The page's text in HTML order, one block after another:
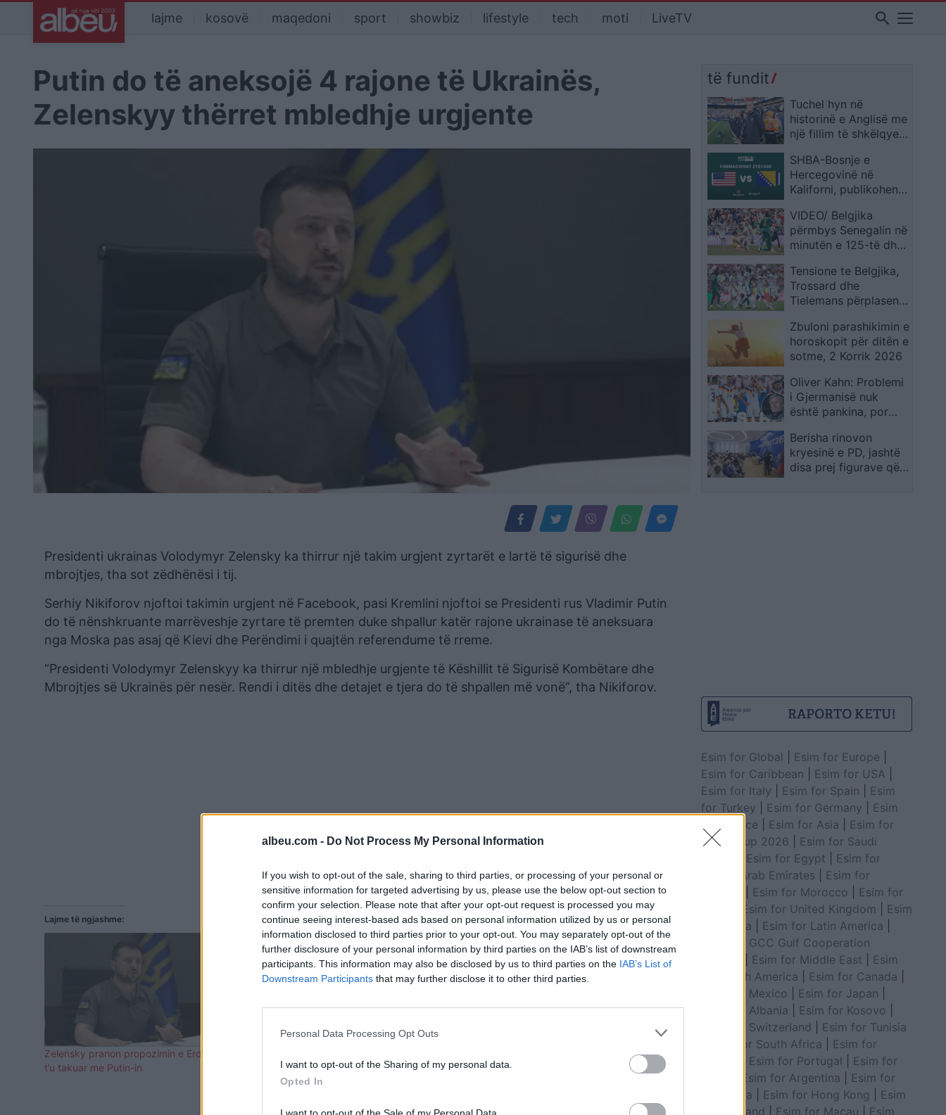
albeu.com - Do Not Process My Personal Information
If you wish to opt-out of the sale, sharing to third parties, or processing of your personal or
sensitive information for targeted advertising by us, please use the below opt-out section to
confirm your selection. Please note that after your opt-out request is processed you may
continue seeing interest-based ads based on personal information utilized by us or personal
information disclosed to third parties prior to your opt-out. You may separately opt-out of the
further disclosure of your personal information by third parties on the IAB’s list of downstream
participants. This information may also be disclosed by us to third parties on the IAB’s List of
Downstream Participants that may further disclose it to other third parties.
Personal Data Processing Opt Outs
I want to opt-out of the Sharing of my personal data.
Opted In
lajme kosovë maqedoni sport showbiz lifestyle tech moti LiveTV search
Putin do të aneksojë 4 rajone të Ukrainës,
Zelenskyy thërret mbledhje urgjente
Presidenti ukrainas Volodymyr Zelensky ka thirrur një takim urgjent zyrtarët e lartë të sigurisë dhe
mbrojtjes, tha sot zëdhënësi i tij.
Serhiy Nikiforov njoftoi takimin urgjent në Facebook, pasi Kremlini njoftoi se Presidenti rus Vladimir Putin
do të nënshkruante marrëveshje zyrtare të premten duke shpallur katër rajone ukrainase të aneksuara
nga Moska pas asaj që Kievi dhe Perëndimi i quajtën referendume të rreme.
“Presidenti Volodymyr Zelenskyy ka thirrur një mbledhje urgjente të Këshillit të Sigurisë Kombëtare dhe
Mbrojtjes së Ukrainës për nesër. Rendi i ditës dhe detajet e tjera do të shpallen më vonë”, tha Nikiforov.
Lajme të ngjashme:
Zelensky pranon propozimin e Erdogan për
t’u takuar me Putin-in
Zelensky bisedon me Biden: Bota të
ushtrojë presion
Zelensky bën thirrje për fortifikime të reja
mes frikës se lufta mund të zgjerohet
të fundit
Tuchel hyn në
historinë e Anglisë me
një fillim të shkëlqyer
SHBA-Bosnje e
Hercegovinë në
Kaliforni, publikohen
VIDEO/ Belgjika
përmbys Senegalin në
minutën e 125-të dhe
1/8 e finales
Tensione te Belgjika,
Trossard dhe
Tielemans përplasen
Zbuloni parashikimin e
horoskopit për ditën e
sotme, 2 Korrik 2026
Oliver Kahn: Problemi
i Gjermanisë nuk
është pankina, por
që marrin përgjegjësi
Berisha rinovon
kryesinë e PD, jashtë
disa prej figurave që e
Esim for Global Esim for Europe
Esim for Caribbean
Esim for USA
Esim for Italy
Esim for Spain
Esim
for Turkey
Esim for Germany
Esim
for Greece
Esim for Asia
Esim for
World Cup 2026
Esim for Saudi
Esim for Egypt
Esim for
United Arab Emirates
Esim for
Esim for Morocco
Esim for
Esim for United Kingdom
Esim
for Africa
Esim for Latin America
Esim for GCC Gulf Cooperation
Esim for Middle East
Esim
for South America
Esim for Canada
Esim for Mexico
Esim for Japan
Esim for Albania
Esim for Kosovo
Esim for Switzerland
Esim for Tunisia
Esim for South Africa
Esim for
Esim for Portugal
Esim for
Esim for Argentina
Esim for
Colombia
Esim for Hong Kong
Esim
for Thailand
Esim for Macau
Esim